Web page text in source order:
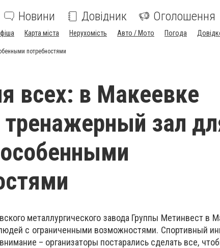
Новини Довідник Оголошення
Карта міста Нерухомість Авто / Мото Погода
потребностями
всех: в Макеевке
зал
металлургического завода Группы Метинвест в
с ограниченными возможностями. Спортивный
– организаторы постарались сделать все,